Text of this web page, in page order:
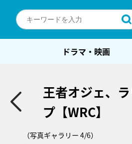
ドラマ・映画
王者オジェ、
プ【WRC】
（写真ギャラリー 4/6）